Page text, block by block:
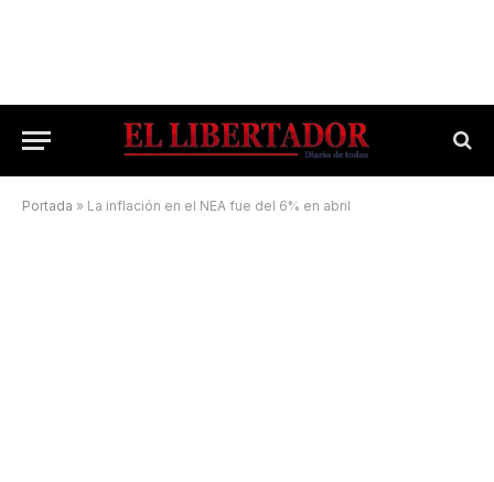
Portada » La inflación en el NEA fue del 6% en abril